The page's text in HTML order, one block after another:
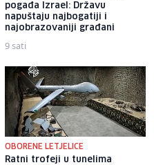
pogađa Izrael: Državu
napuštaju najbogatiji i
najobrazovaniji građani
9 sati
OBORENE LETJELICE
Ratni trofeji u tunelima